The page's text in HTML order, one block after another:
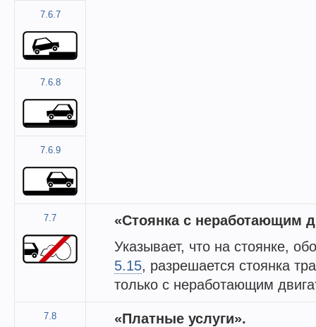
7.6.7
7.6.8
7.6.9
7.7
«Стоянка с неработающим
Указывает, что на стоянке,
5.15, разрешается стоянка
только с неработающим
7.8
«Платные услуги».